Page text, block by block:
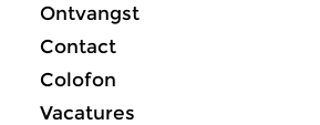
Ontvangst
Contact
Colofon
Vacatures